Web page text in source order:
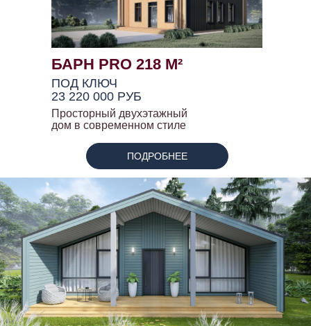
ПОДРОБНЕЕ
БАРН PRO 218 М²
ПОД КЛЮЧ
23 220 000 РУБ
Просторный двухэтажный
дом в современном стиле